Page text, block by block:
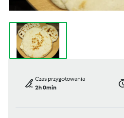
Czas przygotowania
2h 0min